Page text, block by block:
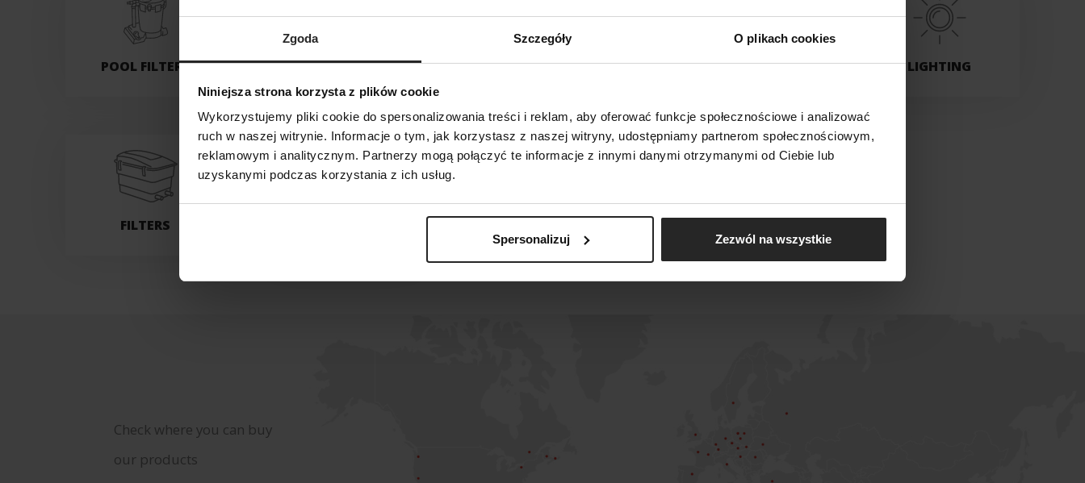
Zgoda Szczegóły O plikach cookies
Niniejsza strona korzysta z plików cookie
Wykorzystujemy pliki cookie do spersonalizowania treści i reklam, aby oferować funkcje społecznościowe i analizować
ruch w naszej witrynie. Informacje o tym, jak korzystasz z naszej witryny, udostępniamy partnerom społecznościowym,
reklamowym i analitycznym. Partnerzy mogą połączyć te informacje z innymi danymi otrzymanymi od Ciebie lub
uzyskanymi podczas korzystania z ich usług.
Spersonalizuj Zezwól na wszystkie
POOL FILTERS ACCESSORIES TREATMENTS PUMPS LIGHTING
FILTERS
Check where you can buy
our products
SEARCH